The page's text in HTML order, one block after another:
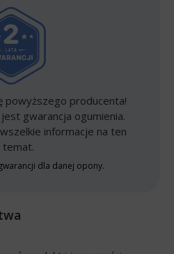
powyższego producenta!
gwarancja ogumienia.
informacje na ten
temat.
dla danej opony.